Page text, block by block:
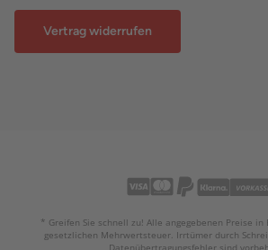
Vertrag widerrufen
* Greifen Sie schnell zu! Alle angegebenen Preise
gesetzlichen Mehrwertsteuer. Irrtümer durch